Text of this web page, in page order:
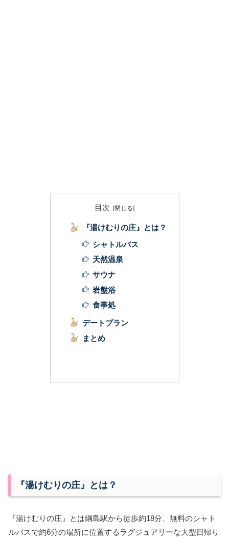
目次
『湯けむりの庄』とは？
シャトルバス
天然温泉
サウナ
岩盤浴
食事処
デートプラン
まとめ
『湯けむりの庄』とは？
『湯けむりの庄』とは綱島駅から徒歩約18分、無料のシャト
ルバスで約6分の場所に位置するラグジュアリーな大型日帰り